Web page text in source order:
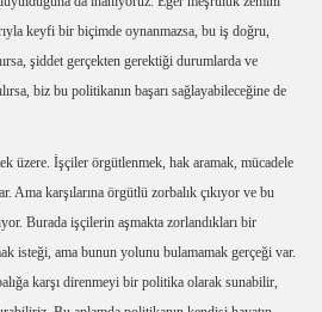
keyfi bir biçimde oynanmazsa, bu iş doğru,
şiddet gerçekten gerektiği durumlarda ve
biz bu politikanın başarı sağlayabileceğine de
üzere. İşçiler örgütlenmek, hak aramak, mücadele
Ama karşılarına örgütlü zorbalık çıkıyor ve bu
Burada işçilerin aşmakta zorlandıkları bir
isteği, ama bunun yolunu bulamamak gerçeği var.
karşı direnmeyi bir politika olarak sunabilir,